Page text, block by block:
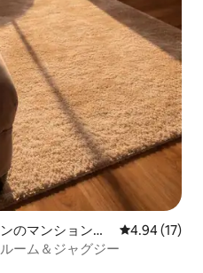
のマンション・
レビュー17
4.94 (17)
ーム＆ジャグジー